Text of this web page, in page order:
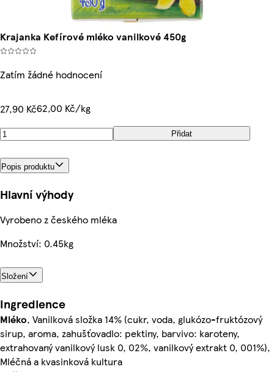
Krajanka Kefírové mléko vanilkové 450g
Zatím žádné hodnocení
27,90 Kč62,00 Kč/kg
Přidat
Popis produktu
Hlavní výhody
Vyrobeno z českého mléka
Množství: 0.45kg
Složení
Ingredience
Mléko, Vanilková složka 14% (cukr, voda, glukózo-fruktózový
sirup, aroma, zahušťovadlo: pektiny, barvivo: karoteny,
extrahovaný vanilkový lusk 0, 02%, vanilkový extrakt 0, 001%),
Mléčná a kvasinková kultura